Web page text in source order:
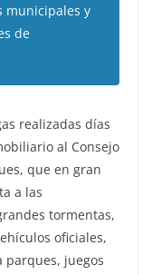
municipales y
de
realizadas días
al Consejo
que en gran
a las
tormentas,
oficiales,
parques, juegos